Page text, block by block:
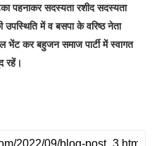
पहनाकर सदस्यता रशीद सदस्यता
में व बसपा के वरिष्ठ नेता
भेंट कर बहुजन समाज पार्टी में स्वागत
रहें।